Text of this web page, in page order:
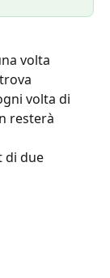
volta
volta di
resterà
di due